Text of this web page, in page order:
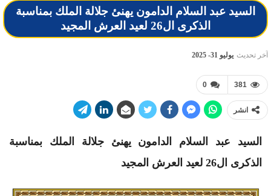
السيد عبد السلام الدامون يهنئ جلالة الملك بمناسبة
الذكرى ال26 لعيد العرش المجيد
آخر تحديث يوليو 31- 2025
0 381
انشر
السيد عبد السلام الدامون يهنئ جلالة الملك بمناسبة
الذكرى ال26 لعيد العرش المجيد